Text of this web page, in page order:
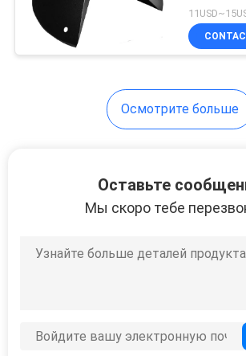
круговая
Осмотрите больше
Оставьте
Мы скоро тебе